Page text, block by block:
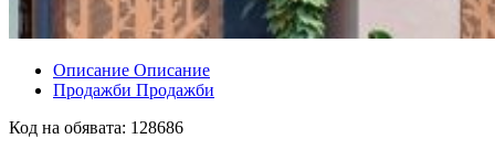
Описание Описание
Продажби Продажби
Код на обявата: 128686